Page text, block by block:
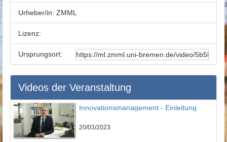
Urheber/in: ZMML
Lizenz:
Ursprungsort:
Videos der Veranstaltung
Innovationsmanagement - Einleitung
20/03/2023